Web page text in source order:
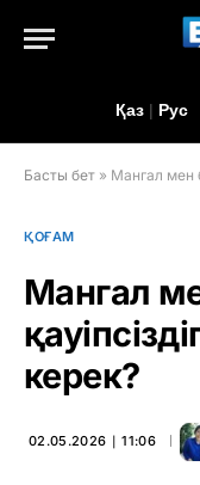
Қаз | Рус
Басты бет » Мангал мен
ҚОҒАМ
Мангал
керек?
02.05.2026 ∣ 11:06